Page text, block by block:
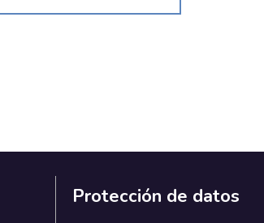
Protección de datos